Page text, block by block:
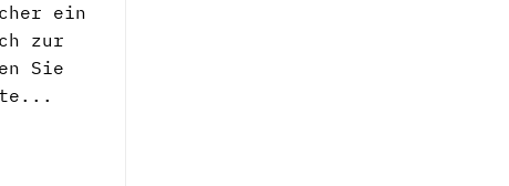
ein
zur
Sie